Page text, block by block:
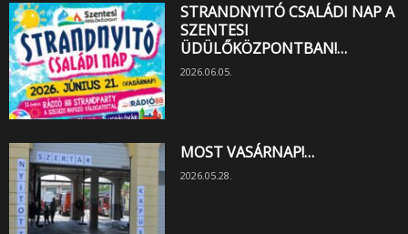
STRANDNYITÓ CSALÁDI NAP A
SZENTESI
ÜDÜLŐKÖZPONTBAN!…
2026.06.05.
MOST VASÁRNAP!…
2026.05.28.